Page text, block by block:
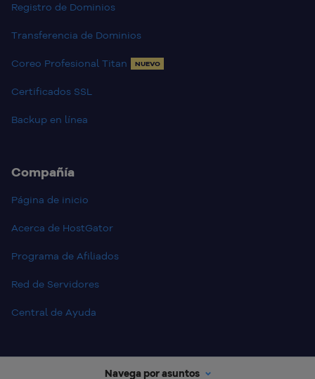
Navega por asuntos
Registro de Dominios
Transferencia de Dominios
Coreo Profesional Titan NUEVO
Certificados SSL
Backup en línea
Compañía
Página de inicio
Acerca de HostGator
Programa de Afiliados
Red de Servidores
Central de Ayuda